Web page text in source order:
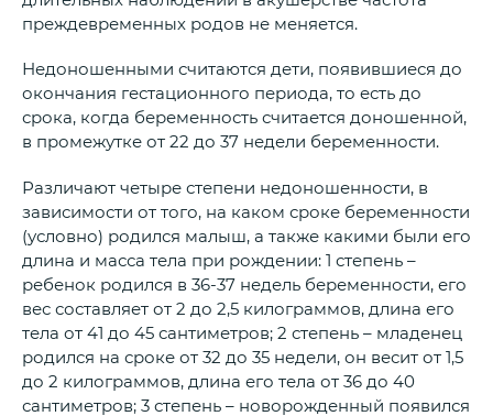
преждевременных родов не меняется.
Недоношенными считаются дети, появившиеся до
окончания гестационного периода, то есть до
срока, когда беременность считается доношенной,
в промежутке от 22 до 37 недели беременности.
Различают четыре степени недоношенности, в
зависимости от того, на каком сроке беременности
(условно) родился малыш, а также какими были его
длина и масса тела при рождении: 1 степень –
ребенок родился в 36-37 недель беременности, его
вес составляет от 2 до 2,5 килограммов, длина его
тела от 41 до 45 сантиметров; 2 степень – младенец
родился на сроке от 32 до 35 недели, он весит от 1,5
до 2 килограммов, длина его тела от 36 до 40
сантиметров; 3 степень – новорожденный появился